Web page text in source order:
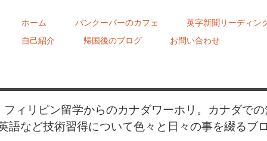
ホーム バンクーバーのカフェ
英字新聞リーディン
自己紹介
帰国後のブログ お問い合わせ
ィリピン留学からのカナダワーホリ。カナダで
語など技術習得について色々と日々の事を綴るブ